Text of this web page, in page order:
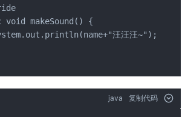
void makeSound() {
汪汪汪~");
java 复制代码